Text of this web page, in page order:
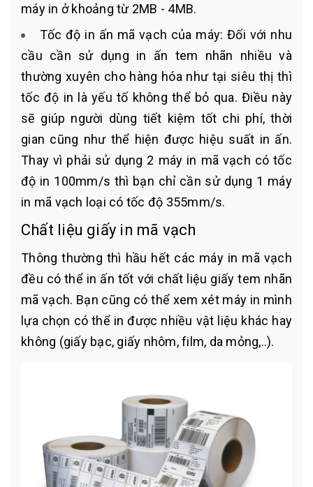
máy in ở khoảng từ 2MB - 4MB.
Tốc độ in ấn mã vạch của máy: Đối với nhu
cầu cần sử dụng in ấn tem nhãn nhiều và
thường xuyên cho hàng hóa như tại siêu thị thì
tốc độ in là yếu tố không thể bỏ qua. Điều này
sẽ giúp người dùng tiết kiệm tốt chi phí, thời
gian cũng như thể hiện được hiệu suất in ấn.
Thay vì phải sử dụng 2 máy in mã vạch có tốc
độ in 100mm/s thì bạn chỉ cần sử dụng 1 máy
in mã vạch loại có tốc độ 355mm/s.
Chất liệu giấy in mã vạch
Thông thường thì hầu hết các máy in mã vạch
đều có thể in ấn tốt với chất liệu giấy tem nhãn
mã vạch. Bạn cũng có thể xem xét máy in mình
lựa chọn có thể in được nhiều vật liệu khác hay
không (giấy bạc, giấy nhôm, film, da mỏng,..).